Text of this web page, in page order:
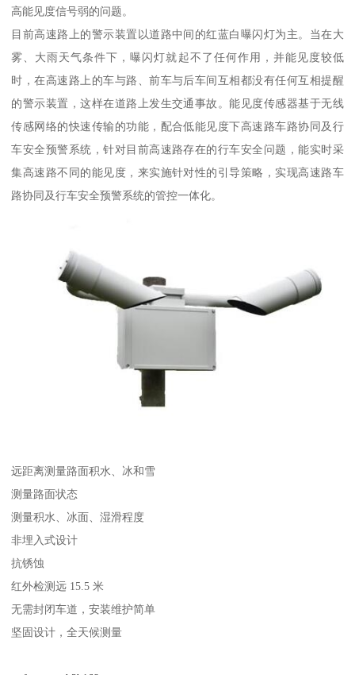
高能见度信号弱的问题。
目前高速路上的警示装置以道路中间的红蓝白曝闪灯为主。当在大
雾、大雨天气条件下，曝闪灯就起不了任何作用，并能见度较低
时，在高速路上的车与路、前车与后车间互相都没有任何互相提醒
的警示装置，这样在道路上发生交通事故。能见度传感器基于无线
传感网络的快速传输的功能，配合低能见度下高速路车路协同及行
车安全预警系统，针对目前高速路存在的行车安全问题，能实时采
集高速路不同的能见度，来实施针对性的引导策略，实现高速路车
路协同及行车安全预警系统的管控一体化。
远距离测量路面积水、冰和雪
测量路面状态
测量积水、冰面、湿滑程度
非埋入式设计
抗锈蚀
红外检测远 15.5 米
无需封闭车道，安装维护简单
坚固设计，全天候测量